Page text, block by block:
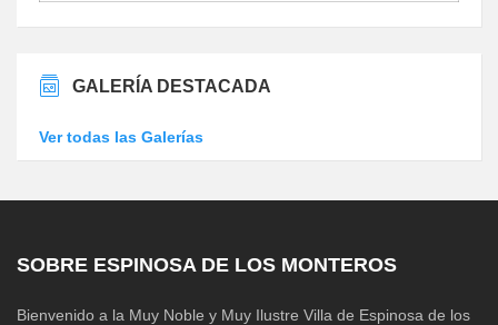
GALERÍA DESTACADA
Ver todas las Galerías
SOBRE ESPINOSA DE LOS MONTEROS
Bienvenido a la Muy Noble y Muy Ilustre Villa de Espinosa de los